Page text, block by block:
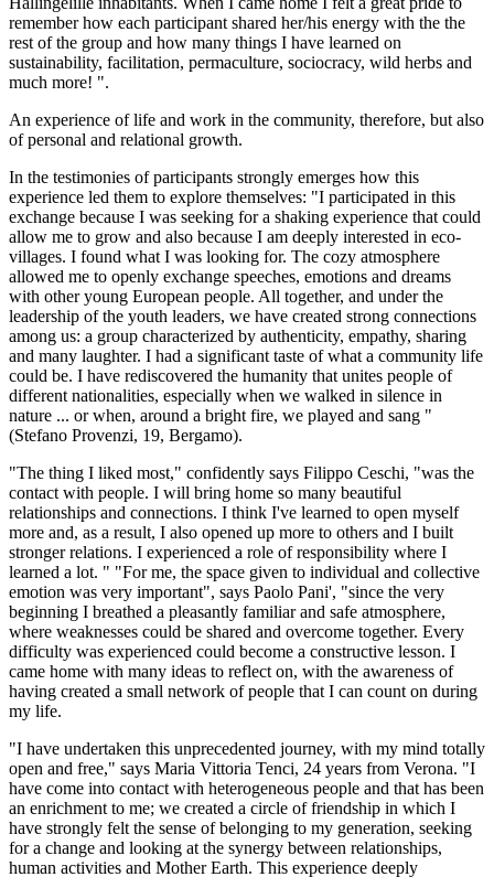
remember how each participant shared her/his energy with the the
rest of the group and how many things I have learned on
sustainability, facilitation, permaculture, sociocracy, wild herbs and
much more! ".
An experience of life and work in the community, therefore, but also
of personal and relational growth.
In the testimonies of participants strongly emerges how this
experience led them to explore themselves: "I participated in this
exchange because I was seeking for a shaking experience that could
allow me to grow and also because I am deeply interested in eco-
villages. I found what I was looking for. The cozy atmosphere
allowed me to openly exchange speeches, emotions and dreams
with other young European people. All together, and under the
leadership of the youth leaders, we have created strong connections
among us: a group characterized by authenticity, empathy, sharing
and many laughter. I had a significant taste of what a community life
could be. I have rediscovered the humanity that unites people of
different nationalities, especially when we walked in silence in
nature ... or when, around a bright fire, we played and sang "
(Stefano Provenzi, 19, Bergamo).
"The thing I liked most," confidently says Filippo Ceschi, "was the
contact with people. I will bring home so many beautiful
relationships and connections. I think I've learned to open myself
more and, as a result, I also opened up more to others and I built
stronger relations. I experienced a role of responsibility where I
learned a lot. " "For me, the space given to individual and collective
emotion was very important", says Paolo Pani', "since the very
beginning I breathed a pleasantly familiar and safe atmosphere,
where weaknesses could be shared and overcome together. Every
difficulty was experienced could become a constructive lesson. I
came home with many ideas to reflect on, with the awareness of
having created a small network of people that I can count on during
my life.
"I have undertaken this unprecedented journey, with my mind totally
open and free," says Maria Vittoria Tenci, 24 years from Verona. "I
have come into contact with heterogeneous people and that has been
an enrichment to me; we created a circle of friendship in which I
have strongly felt the sense of belonging to my generation, seeking
for a change and looking at the synergy between relationships,
human activities and Mother Earth. This experience deeply